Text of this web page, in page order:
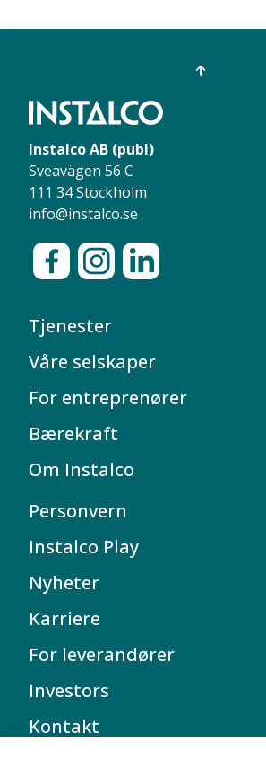
Instalco AB (publ)
Sveavägen 56 C
111 34 Stockholm
info@instalco.se
Tjenester
Våre selskaper
For entreprenører
Bærekraft
Om Instalco
Personvern
Instalco Play
Nyheter
Karriere
For leverandører
Investors
Kontakt